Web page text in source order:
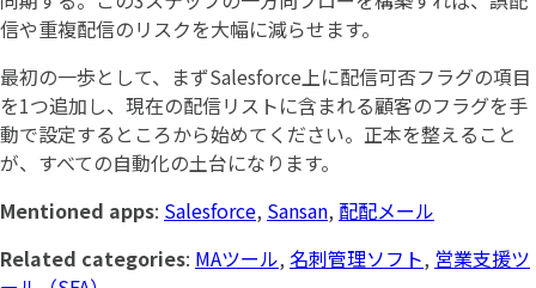
信や重複配信のリスクを大幅に減らせます。
最初の一歩として、まずSalesforce上に配信可否フラグの項目
を1つ追加し、現在の配信リストに含まれる顧客のフラグを手
動で設定するところから始めてください。正本を整えること
が、すべての自動化の土台になります。
Mentioned apps: Salesforce, Sansan, 配配メール
Related categories: MAツール, 名刺管理ソフト, 営業支援ツ